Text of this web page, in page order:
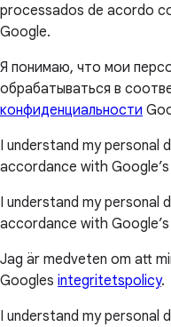
processados de acordo
Google.
Я понимаю, что мои
обрабатываться в
конфиденциальности
I understand my personal
accordance with Google’s
I understand my personal
accordance with Google’s
Jag är medveten om att
Googles integritetspolicy.
I understand my personal